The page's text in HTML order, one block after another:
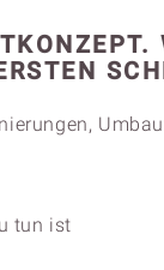
tun ist